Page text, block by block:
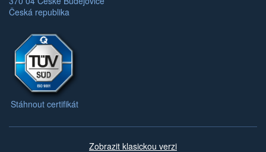
Česká republika
Stáhnout certifikát
Zobrazit klasickou verzi